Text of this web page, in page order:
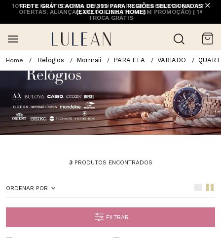
10% OFF NA 1ª COMPRA COM CUPOM PRIMEIRACOMPRA (EXCETO
OFERTAS, ALIANÇAS, RELÓGIOS E ITENS EM PROMOÇÃO) | 1ª
TROCA GRÁTIS
FRETE GRÁTIS ACIMA DE 399 PARA REGIÕES SELECIONADAS
(EXCETO LINHA HOME)
Relógios Mormaii PARA ELA VARIADO
3PRODUTOS ENCONTRADOS
ORDENAR POR
FILTRAR